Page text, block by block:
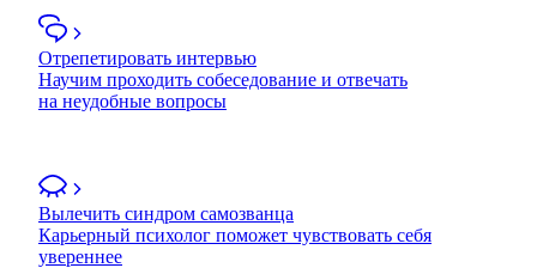
Отрепетировать интервью
Научим проходить собеседование и отвечать
на неудобные вопросы
Вылечить синдром самозванца
Карьерный психолог поможет чувствовать себя
увереннее